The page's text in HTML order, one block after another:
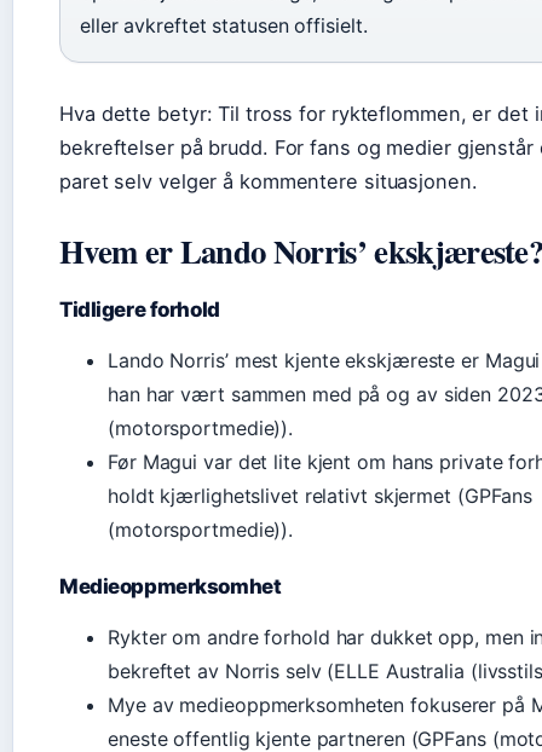
eller avkreftet statusen offisielt.
Hva dette betyr: Til tross for rykteflommen, er det
bekreftelser på brudd. For fans og medier gjenstår
paret selv velger å kommentere situasjonen.
Hvem er Lando Norris’
Tidligere forhold
Lando Norris’ mest kjente ekskjæreste er
han har vært sammen med på og av siden
(motorsportmedie)).
Før Magui var det lite kjent om hans private
holdt kjærlighetslivet relativt skjermet (GPFans
(motorsportmedie)).
Medieoppmerksomhet
Rykter om andre forhold har dukket opp, men
bekreftet av Norris selv (ELLE Australia
Mye av medieoppmerksomheten fokuserer på
eneste offentlig kjente partneren (GPFans